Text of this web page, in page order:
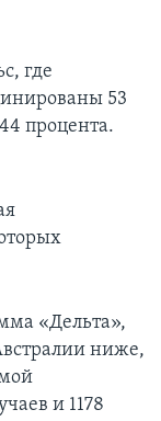
где
53
процента.
«Дельта»,
ниже,
и 1178